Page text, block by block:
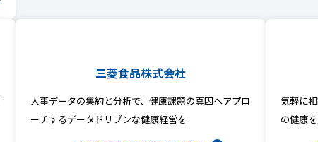
三菱食品株式会社
人事データの集約と分析で、健康課題の真因へアプロ
ーチするデータドリブンな健康経営を
気軽に
の健康